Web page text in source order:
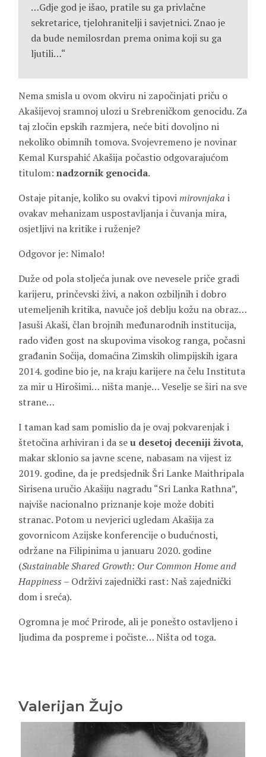
…Gdje god je išao, pratile su ga privlačne
sekretarice, tjelohranitelji i savjetnici. Znao je
da bude nemilosrdan prema onima koji su ga
ljutili…“
Nema smisla u ovom okviru ni započinjati priču o
Akašijevoj sramnoj ulozi u Srebreničkom genocidu. Za
taj zločin epskih razmjera, neće biti dovoljno ni
nekoliko obimnih tomova. Svojevremeno je novinar
Kemal Kurspahić Akašija počastio odgovarajućom
titulom: nadzornik genocida.
Ostaje pitanje, koliko su ovakvi tipovimirovnjaka i
ovakav mehanizam uspostavljanja i čuvanja mira,
osjetljivi na kritike i ruženje?
Odgovor je: Nimalo!
Duže od pola stoljeća junak ove nevesele priče gradi
karijeru, prinčevski živi, a nakon ozbiljnih i dobro
utemeljenih kritika, navuče još deblju kožu na obraz…
Jasuši Akaši, član brojnih međunarodnih institucija,
rado viđen gost na skupovima visokog ranga, počasni
građanin Sočija, domaćina Zimskih olimpijskih igara
2014. godine bio je, na kraju karijere na čelu Instituta
za mir u Hirošimi… ništa manje… Veselje se širi na sve
strane…
I taman kad sam pomislio da je ovaj pokvarenjak i
štetočina arhiviran i da seu desetoj deceniji života,
makar sklonio sa javne scene, nabasam na vijest iz
2019. godine, da je predsjednik Šri Lanke Maithripala
Sirisena uručio Akašiju nagradu “Sri Lanka Rathna”,
najviše nacionalno priznanje koje može dobiti
stranac. Potom u nevjerici ugledam Akašija za
govornicom Azijske konferencije o budućnosti,
održane na Filipinima u januaru 2020. godine
(Sustainable Shared Growth: Our Common Home and
Happiness – Održivi zajednički rast: Naš zajednički
dom i sreća).
Ogromna je moć Prirode, ali je ponešto ostavljeno i
ljudima da pospreme i počiste… Ništa od toga.
Valerijan Žujo